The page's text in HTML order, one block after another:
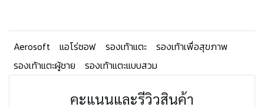
Aerosoft แอโร่ซอฟ รองเท้าแตะ
รองเท้าเพื่อสุขภาพ
รองเท้าแตะผู้ชาย
รองเท้าแตะแบบสวม
คะแนนและรีวิวสินค้า